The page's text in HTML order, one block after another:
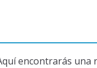
encontrarás